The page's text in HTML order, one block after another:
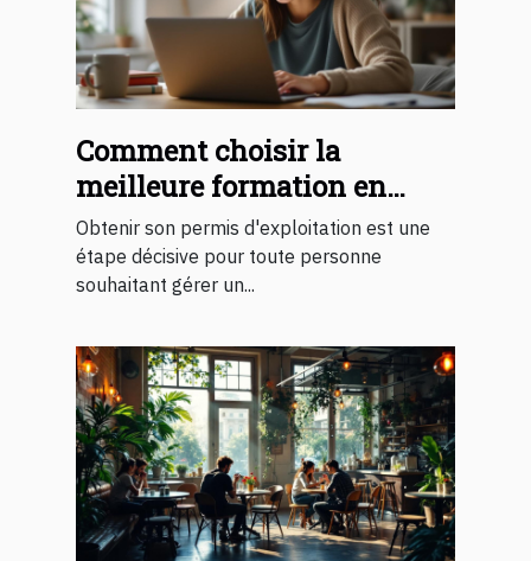
Comment choisir la
meilleure formation en
ligne pour obtenir votre
permis d'exploitation ?
Obtenir son permis d'exploitation est une
étape décisive pour toute personne
souhaitant gérer un...